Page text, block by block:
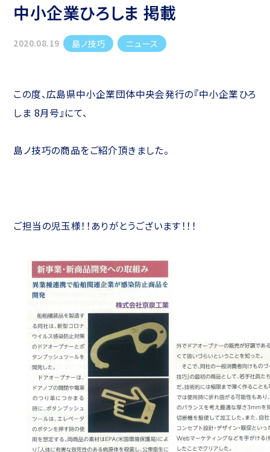
中小企業ひろしま 掲載
2020.08.19 島ノ技巧 ニュース
この度、広島県中小企業団体中央会発行の『中小企業ひろ
しま 8月号』にて、
島ノ技巧の商品をご紹介頂きました。
ご担当の児玉様！！ありがとうございます！！！